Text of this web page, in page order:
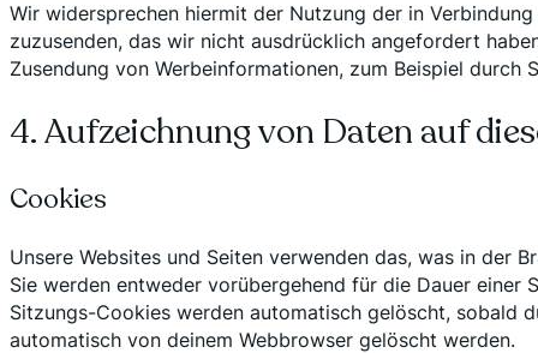
Wir widersprechen hiermit der Nutzung der in
zuzusenden, das wir nicht ausdrücklich angefordert
Zusendung von Werbeinformationen, zum Beispiel durch
4. Aufzeichnung von Daten auf
Cookies
Unsere Websites und Seiten verwenden das, was in der
Sie werden entweder vorübergehend für die Dauer
Sitzungs-Cookies werden automatisch gelöscht, sobald
automatisch von deinem Webbrowser gelöscht werden.